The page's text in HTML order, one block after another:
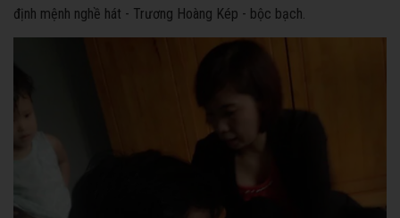
định mệnh nghề hát - Trương Hoàng Kép - bộc bạch.